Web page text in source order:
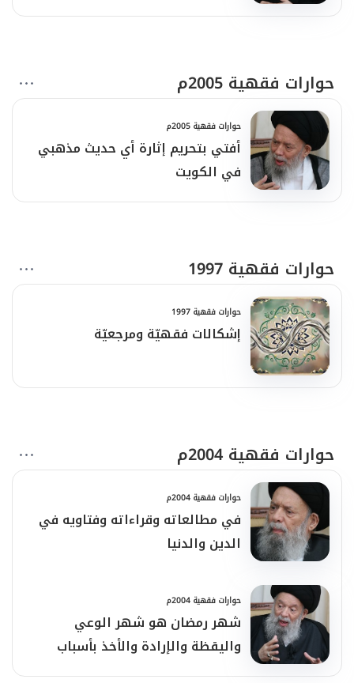
حوارات فقهية 2005م
حوارات فقهية 2005م
أفتي بتحريم إثارة أي حديث مذهبي
في الكويت
حوارات فقهية 1997
حوارات فقهية 1997
إشكالات فقهيّة ومرجعيّة
حوارات فقهية 2004م
حوارات فقهية 2004م
في مطالعاته وقراءاته وفتاويه في
الدين والدنيا
حوارات فقهية 2004م
شهر رمضان هو شهر الوعي
واليقظة والإرادة والأخذ بأسباب
القوة